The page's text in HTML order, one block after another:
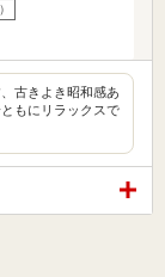
古きよき昭和感あ
もにリラックスで